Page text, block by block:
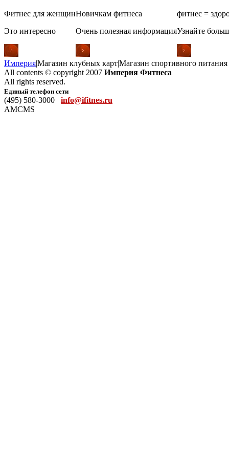
Фитнес для женщин
Это интересно
Новичкам фитнеса
Очень полезная информация
фитнес =
Узнайте
Империя|Магазин клубных карт|Магазин спортивного питания
All contents © copyright 2007 Империя Фитнеса
All rights reserved.
Единый телефон сети
(495) 580-3000 info@ifitnes.ru
AMCMS